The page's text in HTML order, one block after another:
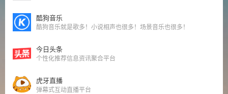
酷狗音乐
酷狗音乐就是歌多！小说相声也很多！场景音乐也很多！
今日头条
个性化推荐信息资讯聚合平台
虎牙直播
弹幕式互动直播平台